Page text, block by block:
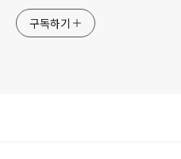
구독하기